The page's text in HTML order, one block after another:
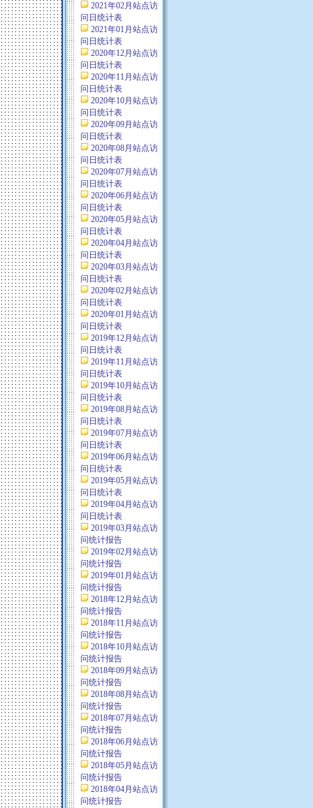
2021年02月站点访
问日统计表
2021年01月站点访
问日统计表
2020年12月站点访
问日统计表
2020年11月站点访
问日统计表
2020年10月站点访
问日统计表
2020年09月站点访
问日统计表
2020年08月站点访
问日统计表
2020年07月站点访
问日统计表
2020年06月站点访
问日统计表
2020年05月站点访
问日统计表
2020年04月站点访
问日统计表
2020年03月站点访
问日统计表
2020年02月站点访
问日统计表
2020年01月站点访
问日统计表
2019年12月站点访
问日统计表
2019年11月站点访
问日统计表
2019年10月站点访
问日统计表
2019年08月站点访
问日统计表
2019年07月站点访
问日统计表
2019年06月站点访
问日统计表
2019年05月站点访
问日统计表
2019年04月站点访
问日统计表
2019年03月站点访
问统计报告
2019年02月站点访
问统计报告
2019年01月站点访
问统计报告
2018年12月站点访
问统计报告
2018年11月站点访
问统计报告
2018年10月站点访
问统计报告
2018年09月站点访
问统计报告
2018年08月站点访
问统计报告
2018年07月站点访
问统计报告
2018年06月站点访
问统计报告
2018年05月站点访
问统计报告
2018年04月站点访
问统计报告